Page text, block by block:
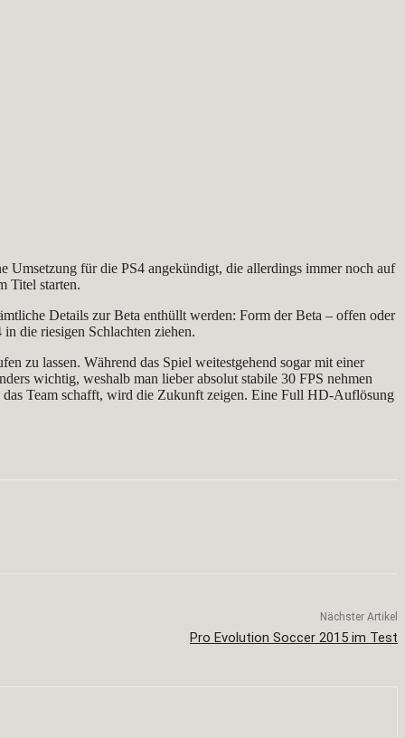
Umsetzung für die PS4 angekündigt, die allerdings immer noch auf
Titel starten.
Details zur Beta enthüllt werden: Form der Beta – offen oder
die riesigen Schlachten ziehen.
zu lassen. Während das Spiel weitestgehend sogar mit einer
wichtig, weshalb man lieber absolut stabile 30 FPS nehmen
das Team schafft, wird die Zukunft zeigen. Eine Full HD-Auflösung
Nächster Artikel
Pro Evolution Soccer 2015 im Test